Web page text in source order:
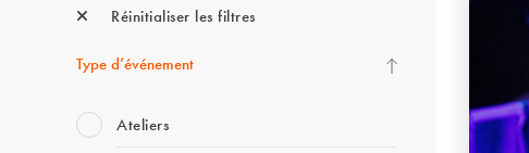
Réinitialiser les filtres
Type d’événement
Ateliers